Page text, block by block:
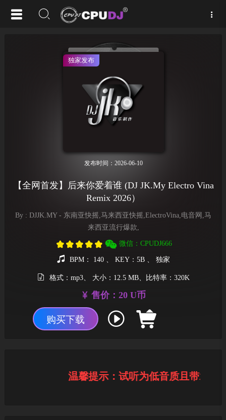
独家发布
发布时间：2026-06-10
【全网首发】后来你爱着谁 (DJ JK.My Electro Vina
Remix 2026）
By : DJJK.MY - 东南亚快摇,马来西亚快摇,ElectroVina,电音网,马
来西亚流行爆款,
微信：CPUDJ666
BPM： 140 、 KEY：5B 、 独家
格式：mp3、 大小：12.5 MB、比特率：320K
售价：20 U币
购买下载
温馨提示：试听为低音质且带水印